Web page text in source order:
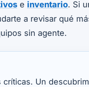
e inventario. Si
a revisar qué
sin agente.
Un